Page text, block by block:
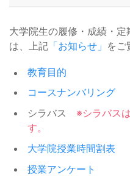
2026/07/06
【
その他
ス
2026/06/15
（
業
用
て
2025/12/11
奨学金（JASSO）
令
る
金
扱
2025/12/04
大学院生の履修・成績・
は、上記 「お知らせ」 をご
教育目的
コースナンバリング
シラバス ※シラバス
す。
大学院授業時間割表
授業アンケート